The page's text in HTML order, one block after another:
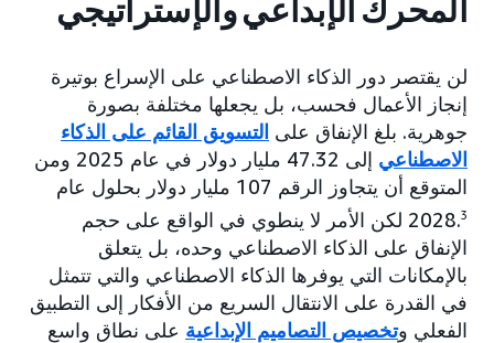
المحرك الإبداعي والإستراتيجي
لن يقتصر دور الذكاء الاصطناعي على الإسراع بوتيرة
إنجاز الأعمال فحسب، بل يجعلها مختلفة بصورة
جوهرية. بلغ الإنفاق على التسويق القائم على الذكاء
الاصطناعي
إلى 47.32 مليار دولار في عام 2025 ومن
المتوقع أن يتجاوز الرقم 107 مليار دولار بحلول عام
2028.3
لكن الأمر لا ينطوي في الواقع على حجم
الإنفاق على الذكاء الاصطناعي وحده، بل يتعلق
بالإمكانات التي يوفرها الذكاء الاصطناعي والتي تتمثل
في القدرة على الانتقال السريع من الأفكار إلى التطبيق
الفعلي وتخصيص التصاميم الإبداعية على نطاق واسع